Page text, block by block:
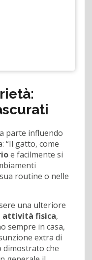
parte influendo
“Il gatto, come
e facilmente si
routine o nelle
una ulteriore
attività fisica,
sempre in casa,
extra di
dimostrato che